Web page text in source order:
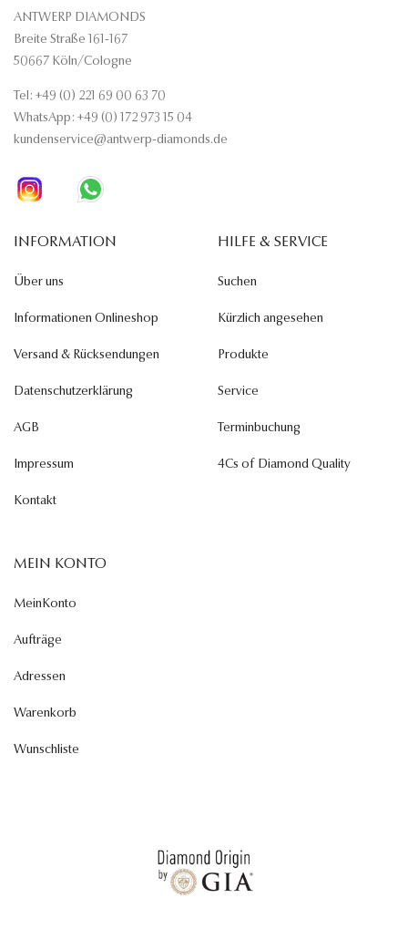
ANTWERP DIAMONDS
Breite Straße 161-167
50667 Köln/Cologne
Tel: +49 (0) 221 69 00 63 70
WhatsApp: +49 (0) 172 973 15 04
kundenservice@antwerp-diamonds.de
INFORMATION
Über uns
Informationen Onlineshop
Versand & Rücksendungen
Datenschutzerklärung
AGB
Impressum
Kontakt
HILFE & SERVICE
Suchen
Kürzlich angesehen
Produkte
Service
Terminbuchung
4Cs of Diamond Quality
MEIN KONTO
MeinKonto
Aufträge
Adressen
Warenkorb
Wunschliste